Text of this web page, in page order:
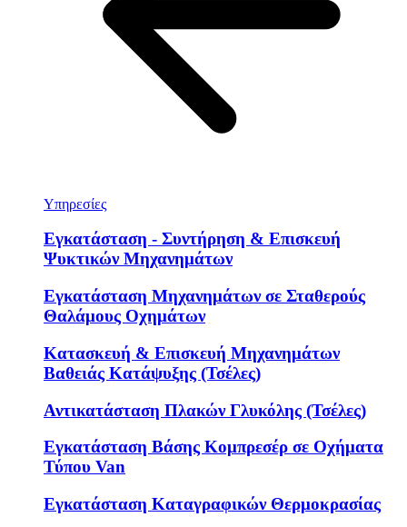
Υπηρεσίες
Εγκατάσταση - Συντήρηση & Επισκευή
Ψυκτικών Μηχανημάτων
Εγκατάσταση Μηχανημάτων σε Σταθερούς
Θαλάμους Οχημάτων
Κατασκευή & Επισκευή Μηχανημάτων
Βαθειάς Κατάψυξης (Τσέλες)
Αντικατάσταση Πλακών Γλυκόλης (Τσέλες)
Εγκατάσταση Βάσης Κομπρεσέρ σε Οχήματα
Τύπου Van
Εγκατάσταση Καταγραφικών Θερμοκρασίας